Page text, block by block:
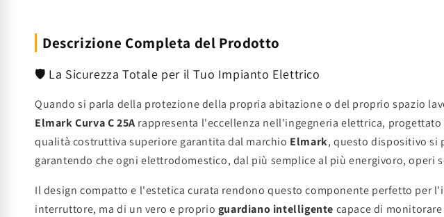
Descrizione Completa del Prodotto
🛡️ La Sicurezza Totale per il Tuo Impianto Elettrico
Quando si parla della protezione della propria abitazione o del proprio spazio
Elmark Curva C 25A rappresenta l'eccellenza nell'ingegneria elettrica,
qualità costruttiva superiore garantita dal marchio Elmark, questo dispositivo si
garantendo che ogni elettrodomestico, dal più semplice al più energivoro, operi
Il design compatto e l'estetica curata rendono questo componente perfetto
interruttore, ma di un vero e proprio guardiano intelligente capace di